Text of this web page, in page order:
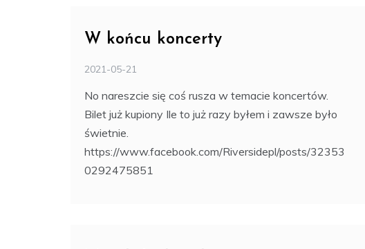
W końcu koncerty
2021-05-21
No nareszcie się coś rusza w temacie koncertów.
Bilet już kupiony Ile to już razy byłem i zawsze było
świetnie.
https://www.facebook.com/Riversidepl/posts/32353
0292475851